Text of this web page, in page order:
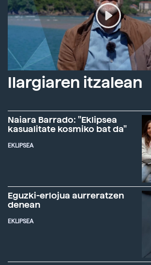
Ilargiaren itzalean
Naiara Barrado: "Eklipsea
kasualitate kosmiko bat da"
EKLIPSEA
Eguzki-erlojua aurreratzen
denean
EKLIPSEA